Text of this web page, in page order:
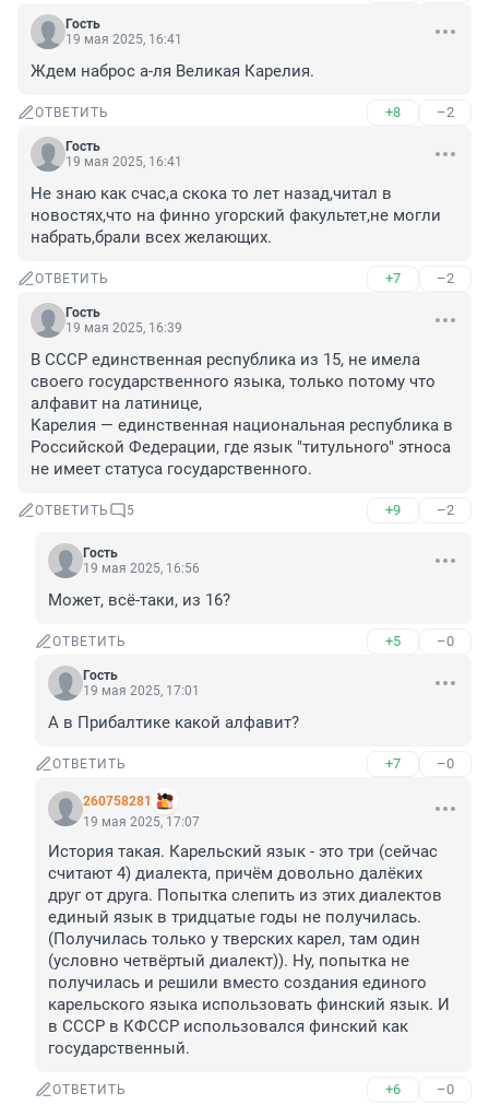
Гость
19 мая 2025, 16:41
Ждем наброс а-ля Великая Карелия.
ОТВЕТИТЬ +8 –2
Гость
19 мая 2025, 16:41
Не знаю как счас,а скока то лет назад,читал в
новостях,что на финно угорский факультет,не могли
набрать,брали всех желающих.
ОТВЕТИТЬ +7 –2
Гость
19 мая 2025, 16:39
В СССР единственная республика из 15, не имела
своего государственного языка, только потому что
алфавит на латинице,
Карелия — единственная национальная республика в
Российской Федерации, где язык "титульного" этноса
не имеет статуса государственного.
ОТВЕТИТЬ 5 +9 –2
Гость
19 мая 2025, 16:56
Может, всё-таки, из 16?
ОТВЕТИТЬ +5 –0
Гость
19 мая 2025, 17:01
А в Прибалтике какой алфавит?
ОТВЕТИТЬ +7 –0
260758281
19 мая 2025, 17:07
История такая. Карельский язык - это три (сейчас
считают 4) диалекта, причём довольно далёких
друг от друга. Попытка слепить из этих диалектов
единый язык в тридцатые годы не получилась.
(Получилась только у тверских карел, там один
(условно четвёртый диалект)). Ну, попытка не
получилась и решили вместо создания единого
карельского языка использовать финский язык. И
в СССР в КФССР использовался финский как
государственный.
ОТВЕТИТЬ +6 –0